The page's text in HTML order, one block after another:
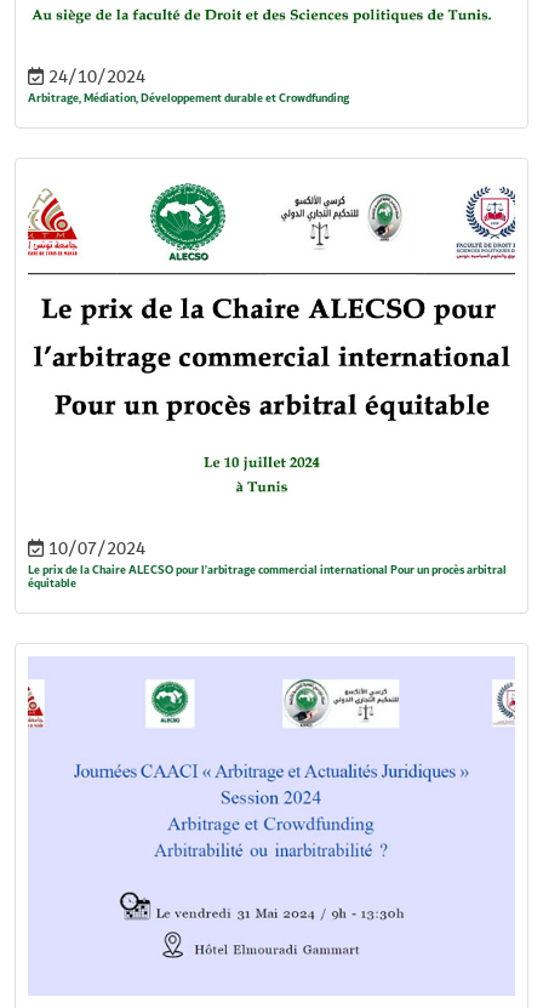
24/10/2024
Arbitrage, Médiation, Développement durable et Crowdfunding
10/07/2024
Le prix de la Chaire ALECSO pour l’arbitrage commercial international Pour un procès arbitral
équitable